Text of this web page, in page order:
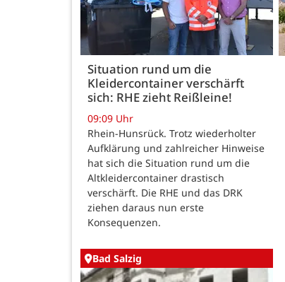
Situation rund um die
Kleidercontainer verschärft
sich: RHE zieht Reißleine!
09:09 Uhr
Rhein-Hunsrück. Trotz wiederholter
Aufklärung und zahlreicher Hinweise
hat sich die Situation rund um die
Altkleidercontainer drastisch
verschärft. Die RHE und das DRK
ziehen daraus nun erste
Konsequenzen.
Bad Salzig